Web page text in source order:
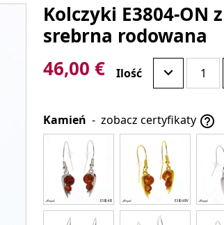
Kolczyki E3804-ON
srebrna rodowana
46,00 €
Ilość
Kamień - zobacz certyfikaty 